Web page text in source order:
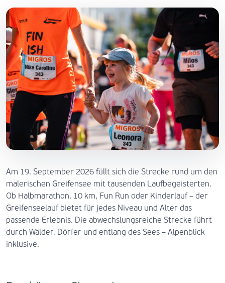
Am 19. September 2026 füllt sich die Strecke rund um den
malerischen Greifensee mit tausenden Laufbegeisterten.
Ob Halbmarathon, 10 km, Fun Run oder Kinderlauf – der
Greifenseelauf bietet für jedes Niveau und Alter das
passende Erlebnis. Die abwechslungsreiche Strecke führt
durch Wälder, Dörfer und entlang des Sees – Alpenblick
inklusive.